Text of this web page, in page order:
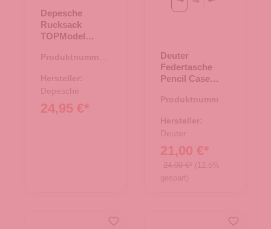
Depesche
Rucksack
TOPModel
Produktnummer:
Hersteller:
Depesche
24,95 €*
ashrose-ink
grove-ripple-hain
schwarz
Deuter
Federtasche
Pencil Case
Produktnummer:
Hersteller:
Deuter
21,00 €*
24,00 €* (12.5%
gespart)